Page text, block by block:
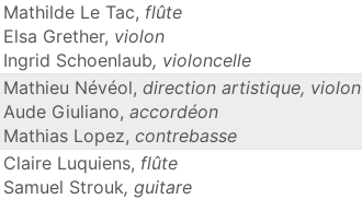
Mathilde Le Tac, flûte
Elsa Grether, violon
Ingrid Schoenlaub, violoncelle
Mathieu Névéol, direction artistique, violon
Aude Giuliano, accordéon
Mathias Lopez, contrebasse
Claire Luquiens, flûte
Samuel Strouk, guitare